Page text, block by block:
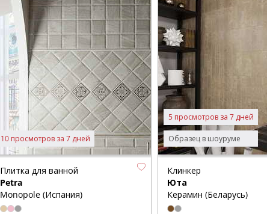
10 просмотров за 7 дней
Плитка для ванной
Petra
Monopole (Испания)
Образец в шоуруме
5 просмотров за 7 дней
Клинкер
Юта
Керамин (Беларусь)